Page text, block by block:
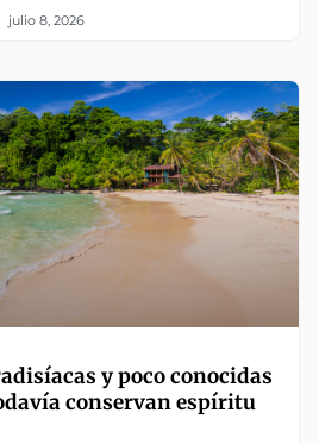
julio 8, 2026
y poco conocidas
conservan espíritu